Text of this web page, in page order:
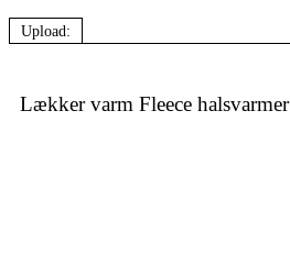
Upload:
Lækker varm Fleece halsvarmer